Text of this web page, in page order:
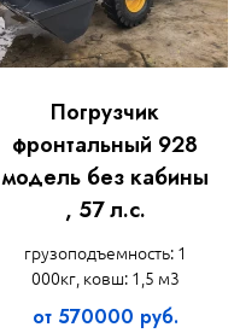
Погрузчик
фронтальный 928
модель без кабины
, 57 л.с.
грузоподъемность: 1
000кг, ковш: 1,5 м3
от 570000 руб.